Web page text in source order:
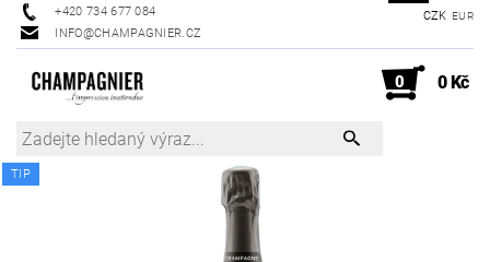
+420 734 677 084
INFO@CHAMPAGNIER.CZ
CZK EUR
0 0 Kč
TIP